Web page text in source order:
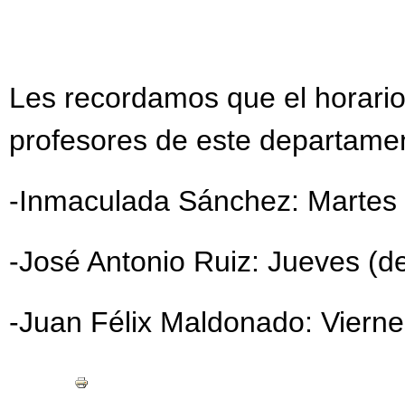
Les recordamos que el
profesores de este
-Inmaculada Sánchez:
-José Antonio Ruiz: Jueves
-Juan Félix Maldonado: